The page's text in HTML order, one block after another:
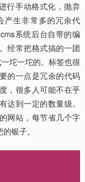
行手动格式化，抛弃
产生非常多的冗余代
系统后台自带的编
经常把格式搞的一团
坨一坨的。标签也很
的一点是冗余的代码
，很多人可能不在乎
达到一定的数量级。
网站，每节省几个字
银子。